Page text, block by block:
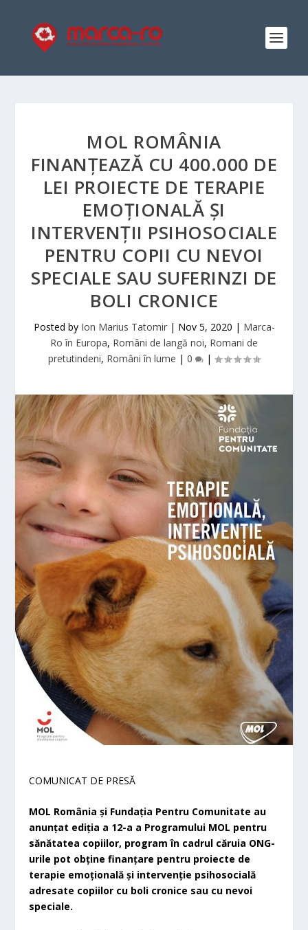
MOL ROMÂNIA
FINANȚEAZĂ CU 400.000 DE
LEI PROIECTE DE TERAPIE
EMOȚIONALĂ ȘI
INTERVENȚII PSIHOSOCIALE
PENTRU COPII CU NEVOI
SPECIALE SAU SUFERINZI DE
BOLI CRONICE
Posted by Ion Marius Tatomir| Nov 5, 2020 | Marca-
Ro în Europa, Români de langă noi, Romani de
pretutindeni, Români în lume | 0 |
COMUNICAT DE PRESĂ
MOL România și Fundația Pentru Comunitate au
anunțat ediția a 12-a a Programului MOL pentru
sănătatea copiilor, program în cadrul căruia ONG-
urile pot obține finanțare pentru proiecte de
terapie emoțională și intervenție psihosocială
adresate copiilor cu boli cronice sau cu nevoi
speciale.